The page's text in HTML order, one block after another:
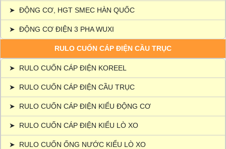
➤ ĐỘNG CƠ, HGT SMEC HÀN QUỐC
➤ ĐỘNG CƠ ĐIỆN 3 PHA WUXI
RULO CUỐN CÁP ĐIỆN CẦU TRỤC
➤ RULO CUỐN CÁP ĐIỆN KOREEL
➤ RULO CUỐN CÁP ĐIỆN CẦU TRỤC
➤ RULO CUỐN CÁP ĐIỆN KIỂU ĐỘNG CƠ
➤ RULO CUỐN CÁP ĐIỆN KIỂU LÒ XO
➤ RULO CUỐN ỐNG NƯỚC KIỂU LÒ XO